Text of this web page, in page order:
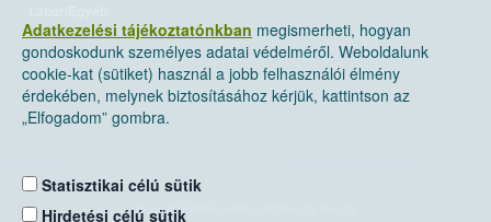
Adatkezelési tájékoztatónkban megismerheti, hogyan
gondoskodunk személyes adatai védelméről. Weboldalunk
cookie-kat (sütiket) használ a jobb felhasználói élmény
érdekében, melynek biztosításához kérjük, kattintson az
„Elfogadom” gombra.
Statisztikai célú sütik
Hirdetési célú sütikNemzeti Élelmiszerlánc-biztonsági Hivatal